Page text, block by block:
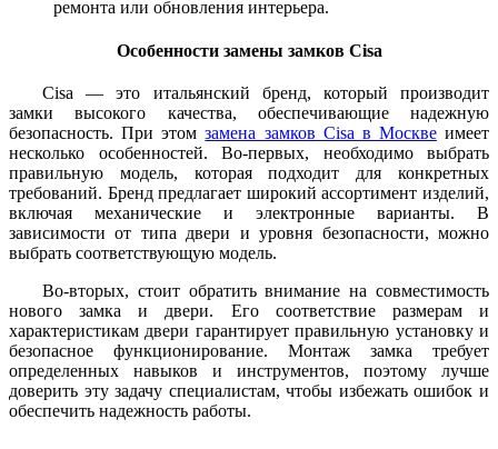
ремонта или обновления интерьера.
Особенности замены замков Cisa
Cisa — это итальянский бренд, который производит
замки высокого качества, обеспечивающие надежную
безопасность. При этомзамена замков Cisa в Москвеимеет
несколько особенностей. Во-первых, необходимо выбрать
правильную модель, которая подходит для конкретных
требований. Бренд предлагает широкий ассортимент изделий,
включая механические и электронные варианты. В
зависимости от типа двери и уровня безопасности, можно
выбрать соответствующую модель.
Во-вторых, стоит обратить внимание на совместимость
нового замка и двери. Его соответствие размерам и
характеристикам двери гарантирует правильную установку и
безопасное функционирование. Монтаж замка требует
определенных навыков и инструментов, поэтому лучше
доверить эту задачу специалистам, чтобы избежать ошибок и
обеспечить надежность работы.